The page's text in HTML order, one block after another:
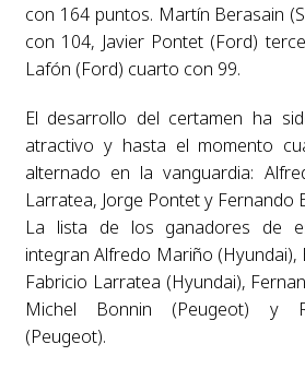
con 164 puntos. Martín Berasain
con 104, Javier Pontet (Ford)
Lafón (Ford) cuarto con 99.
El desarrollo del certamen ha
atractivo y hasta el momento
alternado en la vanguardia:
Larratea, Jorge Pontet y Fernando
La lista de los ganadores de
integran Alfredo Mariño (Hyundai),
Fabricio Larratea (Hyundai),
Michel Bonnin (Peugeot) y
(Peugeot).